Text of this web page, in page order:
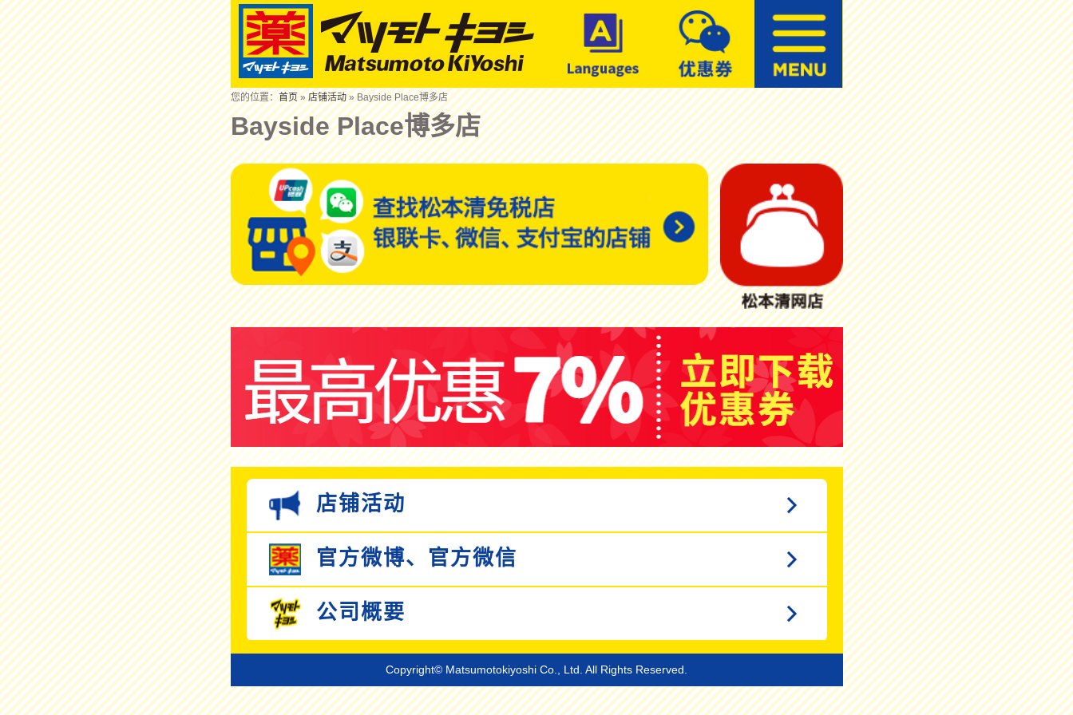
您的位置：首页»店铺活动» Bayside Place博多店
Bayside Place博多店
店铺活动
官方微博、 官方微信
公司概要
Copyright© Matsumotokiyoshi Co., Ltd. All Rights Reserved.